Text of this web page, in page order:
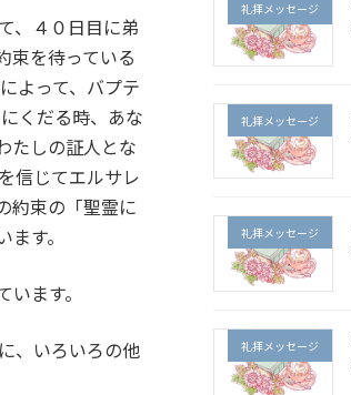
、４０日目に弟
束を待っている
よって、バプテ
くだる時、あな
たしの証人とな
信じてエルサレ
約束の「聖霊に
す。
ます。
、いろいろの他
礼拝メッセージ
礼拝メッセージ
礼拝メッセージ
礼拝メッセージ